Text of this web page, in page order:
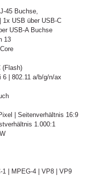
45 Buchse,
1x USB über USB-C
USB-A Buchse
13
(Flash)
6 | 802.11 a/b/g/n/ax
| Seitenverhältnis 16:9
1.000:1
1 | MPEG-4 | VP8 | VP9